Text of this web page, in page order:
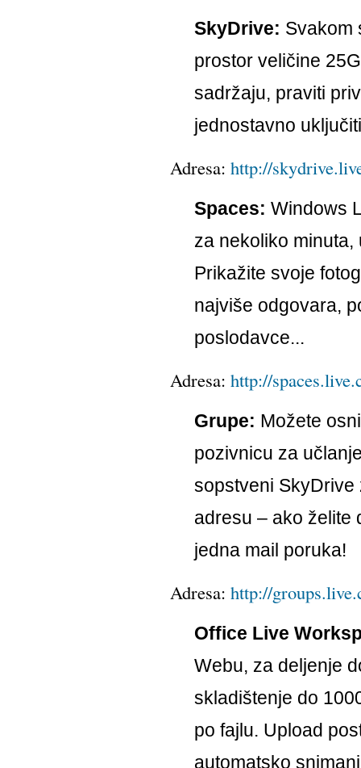
SkyDrive: Svakom
prostor veličine
sadržaju, praviti
jednostavno
Adresa: http://
Spaces: Windows
za nekoliko
Prikažite svoje
najviše odgovara,
poslodavce...
Adresa: http://
Grupe: Možete
pozivnicu za
sopstveni SkyDrive
adresu – ako želite
jedna mail poruka!
Adresa: http://
Office Live
Webu, za deljenje
skladištenje do
po fajlu. Upload
automatsko